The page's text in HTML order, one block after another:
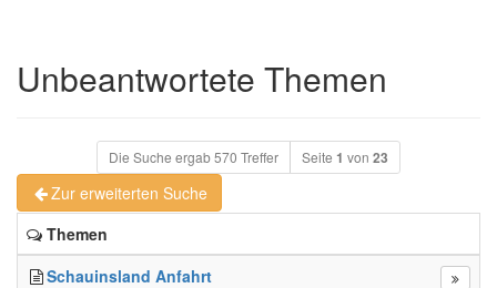
Unbeantwortete Themen
Die Suche ergab 570 Treffer Seite 1 von 23
Zur erweiterten Suche
Themen
Schauinsland Anfahrt